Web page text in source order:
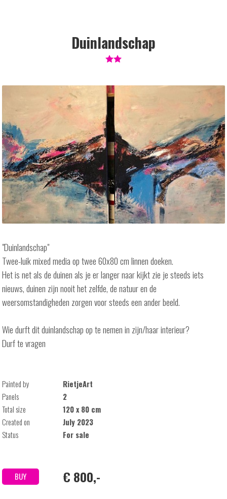
Duinlandschap
"Duinlandschap"
Twee-luik mixed media op twee 60x80 cm linnen doeken.
Het is net als de duinen als je er langer naar kijkt zie je steeds iets
nieuws, duinen zijn nooit het zelfde, de natuur en de
weersomstandigheden zorgen voor steeds een ander beeld.
Wie durft dit duinlandschap op te nemen in zijn/haar interieur?
Durf te vragen
Painted by
RietjeArt
Panels
2
Total size
120 x 80 cm
Created on
July 2023
Status
For sale
BUY € 800,-